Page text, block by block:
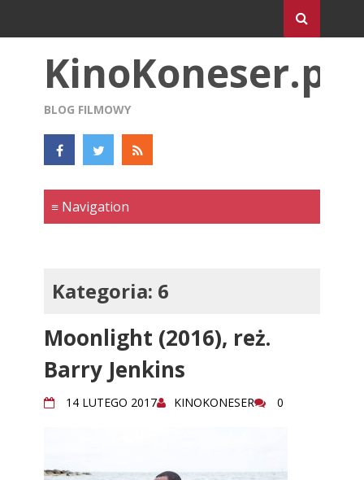
KinoKoneser.pl
BLOG FILMOWY
Kategoria: 6
Moonlight (2016), reż.
Barry Jenkins
14 LUTEGO 2017 KINOKONESER 0